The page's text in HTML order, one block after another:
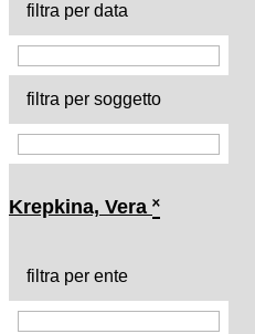
filtra per data
filtra per soggetto
Krepkina, Vera ˟
filtra per ente